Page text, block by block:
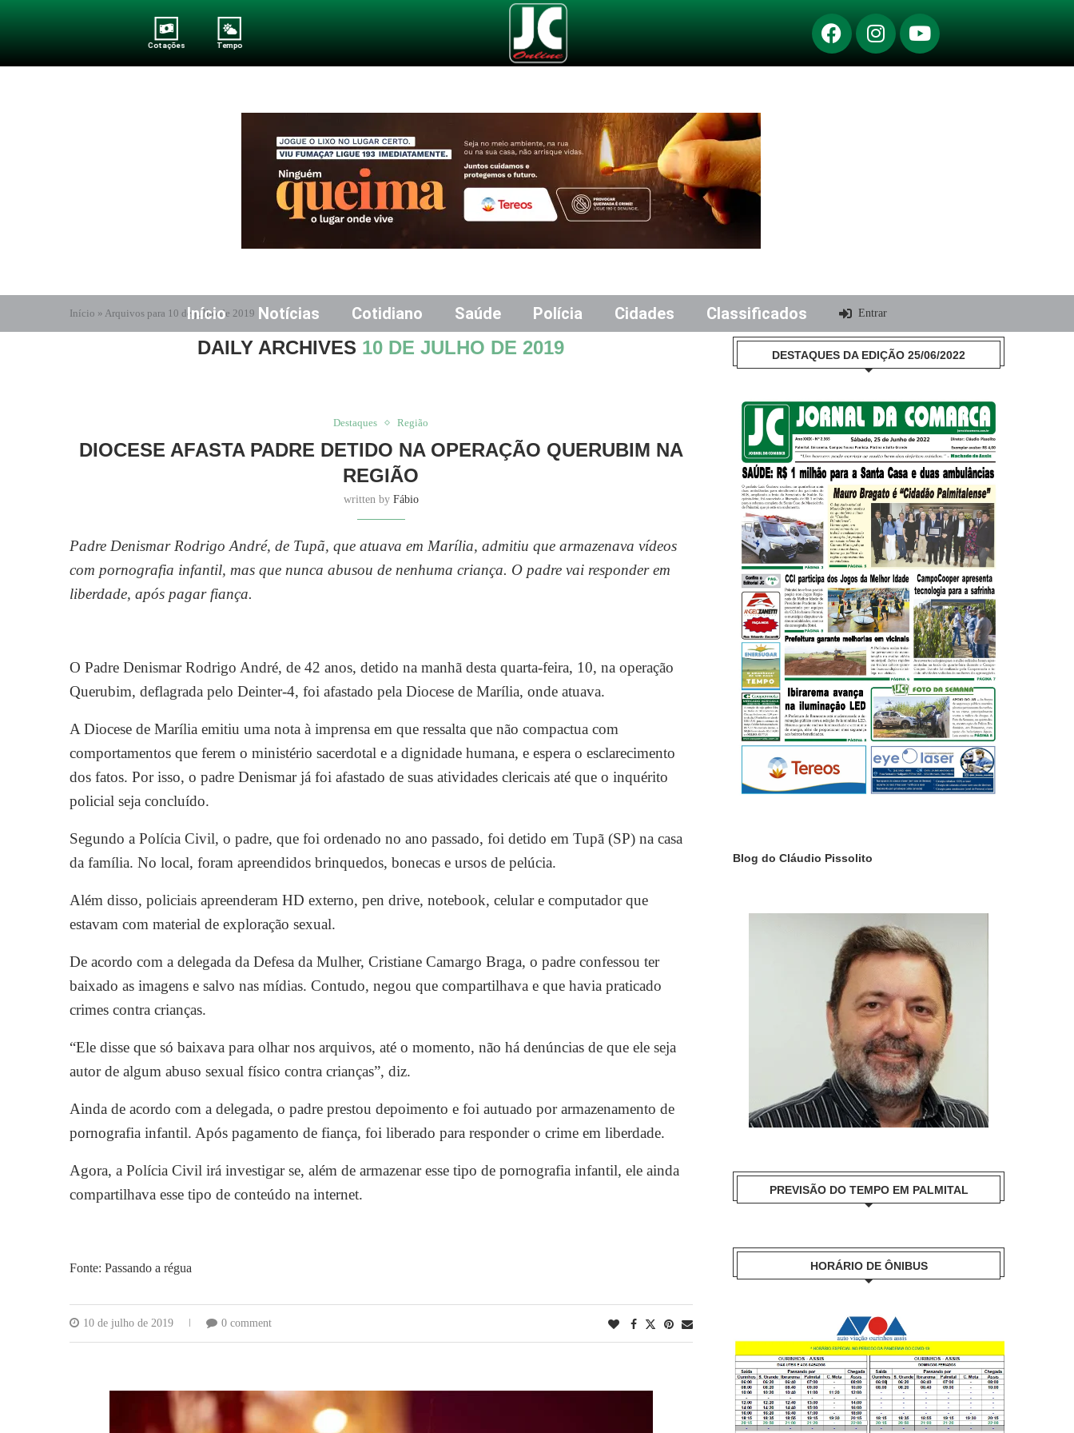
Cotações Tempo
Início Notícias Cotidiano Saúde Polícia Cidades Classificados Entrar
Início » Arquivos para 10 de julho de 2019
DAILY ARCHIVES 10 DE JULHO DE 2019
Destaques Região
DIOCESE AFASTA PADRE DETIDO NA OPERAÇÃO QUERUBIM NA
REGIÃO
written by Fábio
Padre Denismar Rodrigo André, de Tupã, que atuava em Marília, admitiu que armazenava vídeos
com pornografia infantil, mas que nunca abusou de nenhuma criança. O padre vai responder em
liberdade, após pagar fiança.
O Padre Denismar Rodrigo André, de 42 anos, detido na manhã desta quarta-feira, 10, na operação
Querubim, deflagrada pelo Deinter-4, foi afastado pela Diocese de Marília, onde atuava.
A Diocese de Marília emitiu uma nota à imprensa em que ressalta que não compactua com
comportamentos que ferem o ministério sacerdotal e a dignidade humana, e espera o esclarecimento
dos fatos. Por isso, o padre Denismar já foi afastado de suas atividades clericais até que o inquérito
policial seja concluído.
Segundo a Polícia Civil, o padre, que foi ordenado no ano passado, foi detido em Tupã (SP) na casa
da família. No local, foram apreendidos brinquedos, bonecas e ursos de pelúcia.
Além disso, policiais apreenderam HD externo, pen drive, notebook, celular e computador que
estavam com material de exploração sexual.
De acordo com a delegada da Defesa da Mulher, Cristiane Camargo Braga, o padre confessou ter
baixado as imagens e salvo nas mídias. Contudo, negou que compartilhava e que havia praticado
crimes contra crianças.
“Ele disse que só baixava para olhar nos arquivos, até o momento, não há denúncias de que ele seja
autor de algum abuso sexual físico contra crianças”, diz.
Ainda de acordo com a delegada, o padre prestou depoimento e foi autuado por armazenamento de
pornografia infantil. Após pagamento de fiança, foi liberado para responder o crime em liberdade.
Agora, a Polícia Civil irá investigar se, além de armazenar esse tipo de pornografia infantil, ele ainda
compartilhava esse tipo de conteúdo na internet.
Fonte: Passando a régua
10 de julho de 2019 0 comment
DESTAQUES DA EDIÇÃO 25/06/2022
Blog do Cláudio Pissolito
PREVISÃO DO TEMPO EM PALMITAL
HORÁRIO DE ÔNIBUS